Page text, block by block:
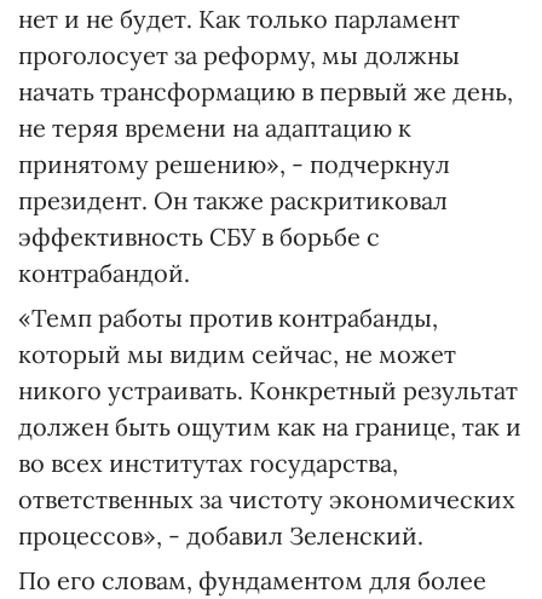
нет и не будет. Как только парламент
проголосует за реформу, мы должны
начать трансформацию в первый же день,
не теряя времени на адаптацию к
принятому решению», - подчеркнул
президент. Он также раскритиковал
эффективность СБУ в борьбе с
контрабандой.
«Темп работы против контрабанды,
который мы видим сейчас, не может
никого устраивать. Конкретный результат
должен быть ощутим как на границе, так и
во всех институтах государства,
ответственных за чистоту экономических
процессов», - добавил Зеленский.
По его словам, фундаментом для более